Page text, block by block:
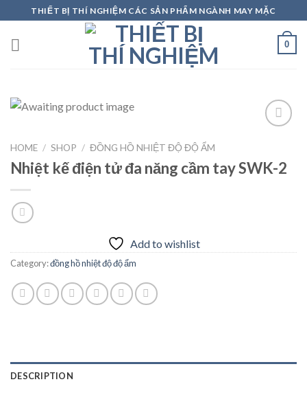
to
content
THIẾT BỊ THÍ NGHIỆM CÁC SẢN PHẨM NGÀNH MAY MẶC
0
Add to
wishlist
HOME / SHOP / ĐỒNG HỒ NHIỆT ĐỘ ĐỘ ẨM
Nhiệt kế điện tử đa năng cầm tay SWK-2
Add to wishlist
Category:đồng hồ nhiệt độ độ ẩm
DESCRIPTION